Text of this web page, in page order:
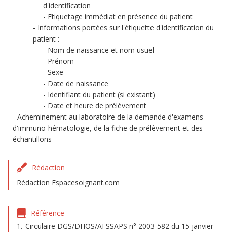
d'identification
Etiquetage immédiat en présence du patient
Informations portées sur l'étiquette d'identification du
patient :
Nom de naissance et nom usuel
Prénom
Sexe
Date de naissance
Identifiant du patient (si existant)
Date et heure de prélèvement
Acheminement au laboratoire de la demande d'examens
d'immuno-hématologie, de la fiche de prélèvement et des
échantillons
Rédaction
Rédaction Espacesoignant.com
Référence
Circulaire DGS/DHOS/AFSSAPS n° 2003-582 du 15 janvier